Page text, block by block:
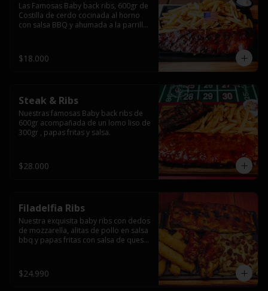
Las Famosas Baby back ribs, 600gr de
Costilla de cerdo cocinada al horno
con salsa BBQ y ahumada a la parrilla
$18.000
Steak & Ribs
Nuestras famosas Baby back ribs de
600gr acompañada de un lomo liso de
300gr , papas fritas y salsa.
$28.000
Filadelfia Ribs
Nuestra exquisita baby ribs con dedos
de mozzarella, alitas de pollo en salsa
bbq y papas fritas con salsa de queso
$24.990